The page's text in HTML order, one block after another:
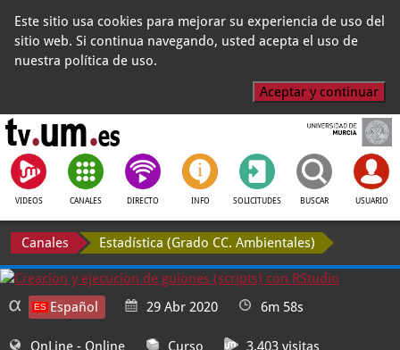
Este sitio usa cookies para mejorar su experiencia de uso del
sitio web. Si continua navegando, usted acepta el uso de
nuestra política de uso.
Aceptar y continuar
VIDEOS CANALES DIRECTO INFO SOLICITUDES BUSCAR USUARIO
Canales Estadística (Grado CC. Ambientales)
Español 29 Abr 2020 6m 58s
OnLine - Online Curso 3.403 visitas